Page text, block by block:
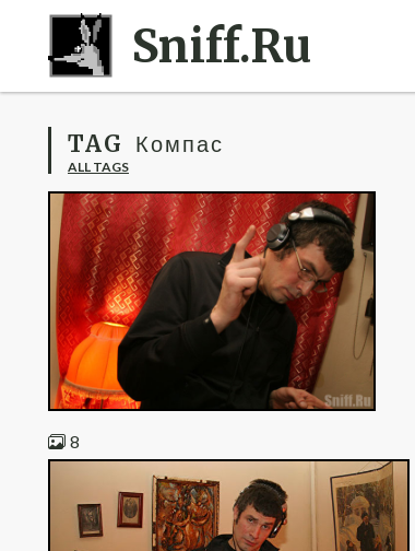
Sniff.Ru
TAG Компас
ALL TAGS
8